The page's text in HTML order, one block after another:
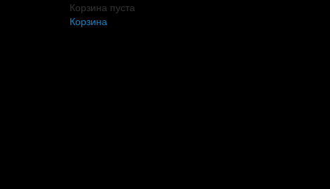
Корзина пуста
Корзина